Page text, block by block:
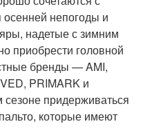
осенней непогоды и
надетые с зимним
приобрести головной
бренды — AMI,
PRIMARK и
придерживаться
которые имеют